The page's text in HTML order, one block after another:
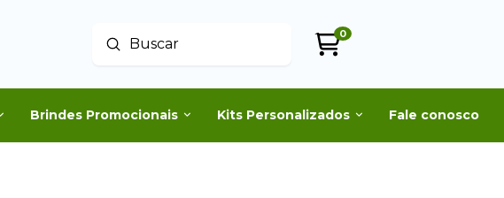
Buscar
Enviar
0
Brindes Promocionais Kits Personalizados Fale conosco